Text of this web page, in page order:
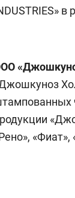
«Фиат»,